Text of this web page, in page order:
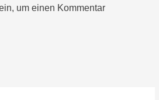
um einen Kommentar